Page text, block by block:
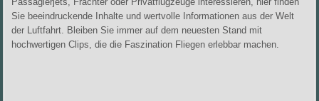
Sie beeindruckende Inhalte und wertvolle Informationen aus der Welt
der Luftfahrt. Bleiben Sie immer auf dem neuesten Stand mit
hochwertigen Clips, die die Faszination Fliegen erlebbar machen.